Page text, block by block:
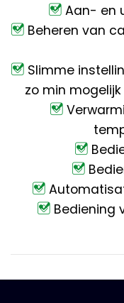
Aan- en
Beheren van
Slimme
zo min
Bediening